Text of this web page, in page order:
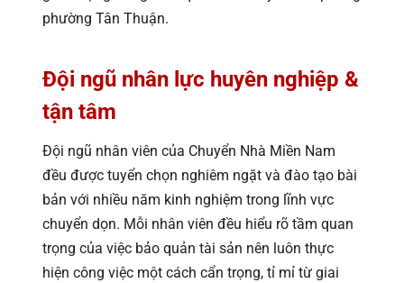
phường Tân Thuận.
Đội ngũ nhân lực huyên nghiệp &
tận tâm
Đội ngũ nhân viên của Chuyển Nhà Miền Nam
đều được tuyển chọn nghiêm ngặt và đào tạo bài
bản với nhiều năm kinh nghiệm trong lĩnh vực
chuyển dọn. Mỗi nhân viên đều hiểu rõ tầm quan
trọng của việc bảo quản tài sản nên luôn thực
hiện công việc một cách cẩn trọng, tỉ mỉ từ giai